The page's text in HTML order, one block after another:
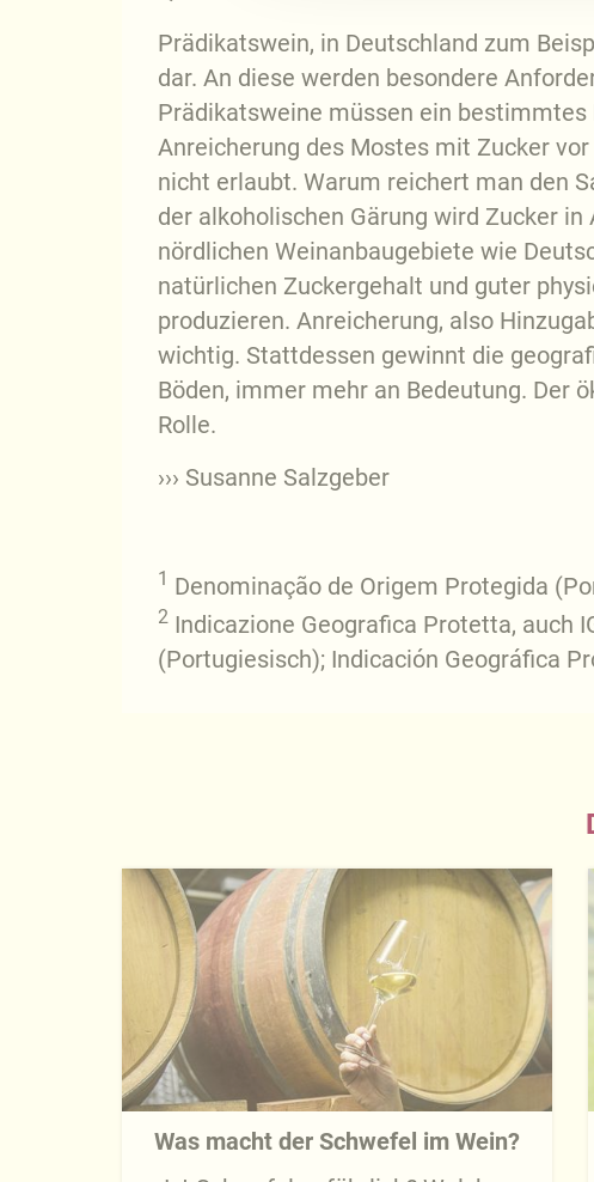
Prädikatswein, in Deutschland zum
dar. An diese werden besondere
Prädikatsweine müssen ein
Anreicherung des Mostes mit Zucker
nicht erlaubt. Warum reichert man den
der alkoholischen Gärung wird Zucker
nördlichen Weinanbaugebiete wie
natürlichen Zuckergehalt und guter
produzieren. Anreicherung, also
wichtig. Stattdessen gewinnt die
Böden, immer mehr an Bedeutung. Der
Rolle.
››› Susanne Salzgeber
1 Denominação de Origem Protegida
2 Indicazione Geografica Protetta, auch
(Portugiesisch); Indicación Geográfica
Was macht der Schwefel im Wein?